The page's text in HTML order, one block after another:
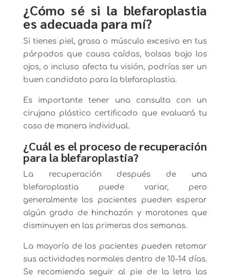
¿Cómo sé si la blefaroplastia
es adecuada para mí?
Si tienes piel, grasa o músculo excesivo en tus
párpados que causa caídas, bolsas bajo los
ojos, o incluso afecta tu visión, podrías ser un
buen candidato para la blefaroplastia.
Es importante tener una consulta con un
cirujano plástico certificado que evaluará tu
caso de manera individual.
¿Cuál es el proceso de recuperación
para la blefaroplastia?
La recuperación después de una
blefaroplastia puede variar, pero
generalmente los pacientes pueden esperar
algún grado de hinchazón y moratones que
disminuyen en las primeras dos semanas.
La mayoría de los pacientes pueden retomar
sus actividades normales dentro de 10-14 días.
Se recomienda seguir al pie de la letra las